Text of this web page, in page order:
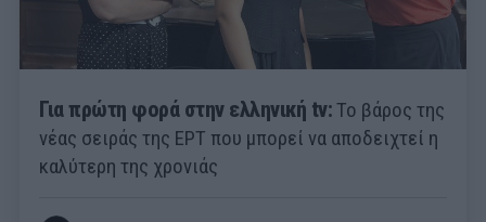
Για πρώτη φορά στην ελληνική tv:Το βάρος της
νέας σειράς της ΕΡΤ που μπορεί να αποδειχτεί η
καλύτερη της χρονιάς